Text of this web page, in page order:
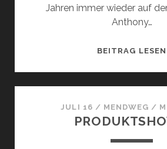
Jahren immer wieder auf
Anthony…
BEITRAG LESEN
JULI 16 / MENDWEG /